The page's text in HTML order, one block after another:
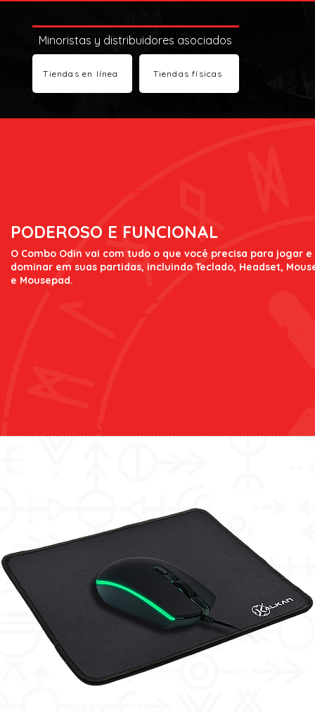
Minoristas y distribuidores asociados
Tiendas en línea Tiendas físicas
PODEROSO E FUNCIONAL
O Combo Odin vai com tudo o que você precisa para jogar e
dominar em suas partidas, incluindo Teclado, Headset,
e Mousepad.